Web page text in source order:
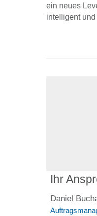
ein neues
intelligent
Ihr
Daniel